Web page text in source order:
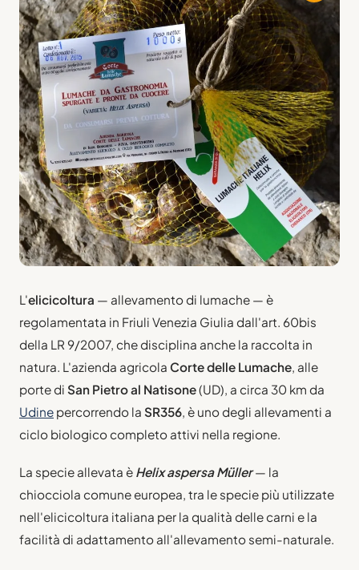
L'elicicoltura — allevamento di lumache — è
regolamentata in Friuli Venezia Giulia dall'art. 60bis
della LR 9/2007, che disciplina anche la raccolta in
natura. L'azienda agricola Corte delle Lumache, alle
porte di San Pietro al Natisone(UD), a circa 30 km da
Udine percorrendo la SR356, è uno degli allevamenti a
ciclo biologico completo attivi nella regione.
La specie allevata è Helix aspersa Müller— la
chiocciola comune europea, tra le specie più utilizzate
nell'elicicoltura italiana per la qualità delle carni e la
facilità di adattamento all'allevamento semi-naturale.